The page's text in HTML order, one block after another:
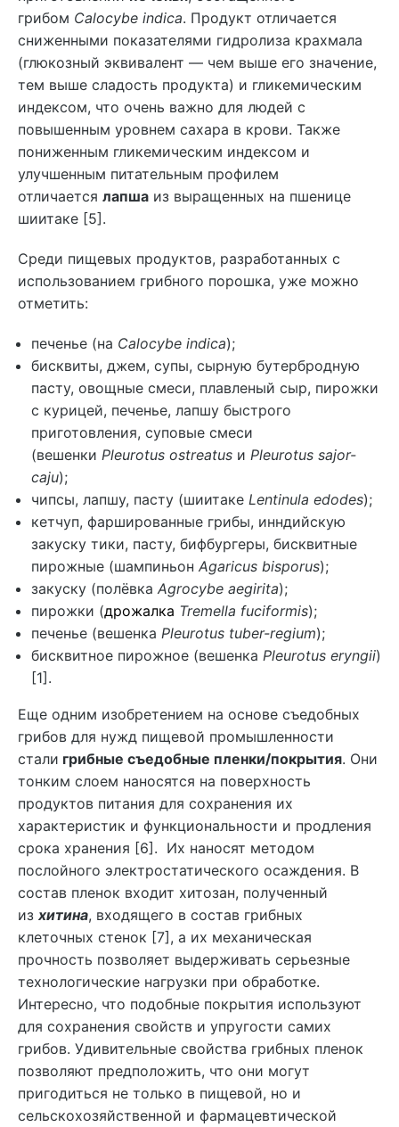
грибом Calocybe indica. Продукт отличается
сниженными показателями гидролиза крахмала
(глюкозный эквивалент — чем выше его значение,
тем выше сладость продукта) и гликемическим
индексом, что очень важно для людей с
повышенным уровнем сахара в крови. Также
пониженным гликемическим индексом и
улучшенным питательным профилем
отличается лапша из выращенных на пшенице
шиитаке [5].
Среди пищевых продуктов, разработанных с
использованием грибного порошка, уже можно
отметить:
печенье (на Calocybe indica);
бисквиты, джем, супы, сырную бутербродную
пасту, овощные смеси, плавленый сыр, пирожки
с курицей, печенье, лапшу быстрого
приготовления, суповые смеси
(вешенки Pleurotus ostreatus и Pleurotus sajor-
caju);
чипсы, лапшу, пасту (шиитаке Lentinula edodes);
кетчуп, фаршированные грибы, инндийскую
закуску тики, пасту, бифбургеры, бисквитные
пирожные (шампиньон Agaricus bisporus);
закуску (полёвка Agrocybe aegirita);
пирожки (дрожалка Tremella fuciformis);
печенье (вешенка Pleurotus tuber-regium);
бисквитное пирожное (вешенка Pleurotus eryngii)
[1].
Еще одним изобретением на основе съедобных
грибов для нужд пищевой промышленности
стали грибные съедобные пленки/покрытия. Они
тонким слоем наносятся на поверхность
продуктов питания для сохранения их
характеристик и функциональности и продления
срока хранения [6]. Их наносят методом
послойного электростатического осаждения. В
состав пленок входит хитозан, полученный
из хитина, входящего в состав грибных
клеточных стенок [7], а их механическая
прочность позволяет выдерживать серьезные
технологические нагрузки при обработке.
Интересно, что подобные покрытия используют
для сохранения свойств и упругости самих
грибов. Удивительные свойства грибных пленок
позволяют предположить, что они могут
пригодиться не только в пищевой, но и
сельскохозяйственной и фармацевтической